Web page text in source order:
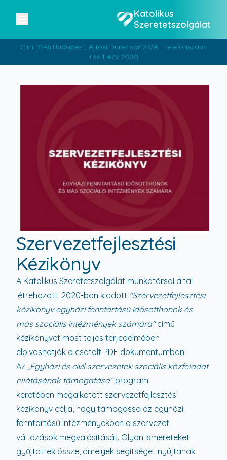
Katolikus
Szeretetszolgálat
Cím: 1146 Budapest, Ajtósi Dürer sor 27/A | Telefonszám:
+36 1 479 2000
Szervezetfejlesztési
Kézikönyv
A Katolikus Szeretetszolgálat munkatársai által
létrehozott, 2020-ban kiadott "Szervezetfejlesztési
kézikönyv egyházi fenntartású idősotthonok és
más szociális intézmények számára"című
kézikönyvet most teljes terjedelmében
elolvashatják a csatolt PDF dokumentumban.
Az „Egyházi és civil szervezetek szociális közfeladat
ellátásának támogatása”program
keretében megalkotott szervezetfejlesztési
kézikönyv célja, hogy támogassa az egyházi
fenntartású intézményekben a szervezeti
változások megvalósítását. Olyan ismereteket
gyűjtöttek össze, amelyek segítséget nyújtanak